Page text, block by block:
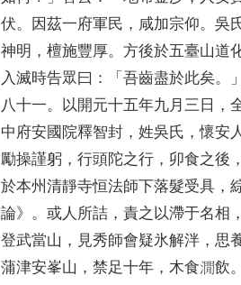
伏。 因茲一府軍民 ， 咸加宗仰。吳
神明 ，檀施豐厚。方後於五臺山道
入滅時告眾曰 ：「吾齒盡於此矣。
八十一。 以開元十五年九月三日 ，
中府安國院釋智封 ，姓吳氏 ，懷安
勵操謹躬 ，行頭陀之行 ， 卯食之後
於本州清靜寺恒法師下落髮受具 ，
論》。或人所詰 ，責之以滯于名相
登武當山 ， 見秀師會疑氷解泮 ，思
蒲津安峯山 ，禁足十年 ，木食㵎飲